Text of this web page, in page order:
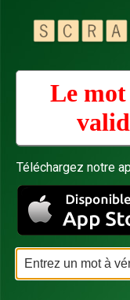
Le mot
Téléchargez notre